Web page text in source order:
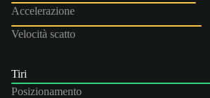
Accelerazione
Velocità scatto
Tiri
Posizionamento